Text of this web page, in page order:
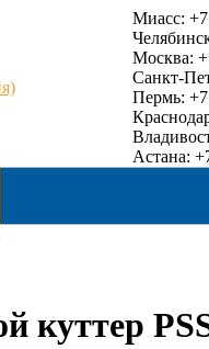
Миасс:
Москва:
Санкт-
Пермь:
Астана:
куттер